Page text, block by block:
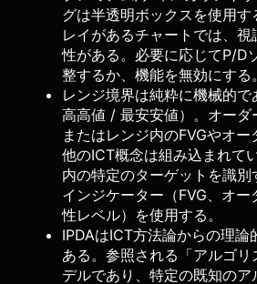
グは半透明ボックスを使用
レイがあるチャートでは、
性がある。必要に応じてP/D
整するか、機能を無効にする。
レンジ境界は純粋に機械的
高高値 / 最安安値）。オーダ
またはレンジ内のFVGやオ
他のICT概念は組み込まれて
内の特定のターゲットを識
インジケーター（FVG、オ
性レベル）を使用する。
IPDAはICT方法論からの理論
ある。参照される「アルゴ
デルであり、特定の既知の